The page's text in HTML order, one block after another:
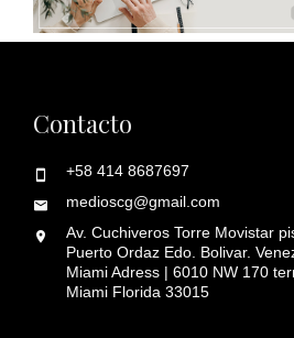
Contacto
+58 414 8687697
medioscg@gmail.com
Av. Cuchiveros Torre Movistar
Puerto Ordaz Edo. Bolivar.
Miami Adress | 6010 NW 170
Miami Florida 33015